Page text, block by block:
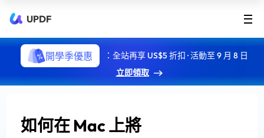
UPDF
開學季優惠
：全站再享 US$5 折扣 · 活動至 9 月 8 日
立即領取
如何在 Mac 上將